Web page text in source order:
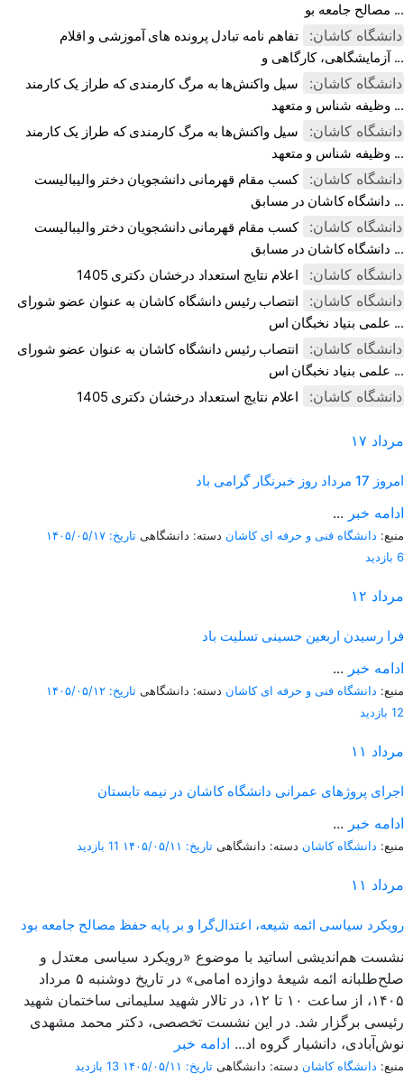
مصالح جامعه بو ...
دانشگاه کاشان:
تفاهم نامه تبادل پرونده‌ های آموزشی و اقلام
آزمایشگاهی، کارگاهی و ...
دانشگاه کاشان:
سیل واکنش‌ها به مرگ کارمندی که طراز یک کارمند
وظیفه شناس و متعهد ...
دانشگاه کاشان:
سیل واکنش‌ها به مرگ کارمندی که طراز یک کارمند
وظیفه شناس و متعهد ...
دانشگاه کاشان:
کسب مقام قهرمانی دانشجویان دختر والیبالیست
دانشگاه کاشان در مسابق ...
دانشگاه کاشان:
کسب مقام قهرمانی دانشجویان دختر والیبالیست
دانشگاه کاشان در مسابق ...
دانشگاه کاشان: اعلام نتایج استعداد درخشان دکتری 1405
دانشگاه کاشان:
انتصاب رئیس دانشگاه کاشان به عنوان عضو شورای
علمی بنیاد نخبگان اس ...
دانشگاه کاشان:
انتصاب رئیس دانشگاه کاشان به عنوان عضو شورای
علمی بنیاد نخبگان اس ...
دانشگاه کاشان: اعلام نتایج استعداد درخشان دکتری 1405
۱۷ مرداد
امروز
... ادامه خبر
منبع: دانشگاه فنی و حرفه ای کاشان دسته: دانشگاهی تاریخ: ۱۴۰۵/۰۵/۱۷
6 بازدید
۱۲ مرداد
فرا رسیدن اربعین حسینی تسلیت باد
... ادامه خبر
منبع: دانشگاه فنی و حرفه ای کاشان دسته: دانشگاهی تاریخ: ۱۴۰۵/۰۵/۱۲
12 بازدید
۱۱ مرداد
اجرای پروژهای عمرانی دانشگاه کاشان در نیمه تابستان
... ادامه خبر
منبع: دانشگاه کاشان دسته: دانشگاهی تاریخ: ۱۴۰۵/۰۵/۱۱ 11 بازدید
۱۱ مرداد
رویکرد سیاسی ائمه شیعه، اعتدال‌گرا و بر پایه حفظ مصالح جامعه بود
نشست هم‌اندیشی اساتید با موضوع «رویکرد سیاسی معتدل و
صلح‌طلبانه ائمه شیعۀ دوازده امامی» در تاریخ دوشنبه ۵ مرداد
۱۴۰۵، از ساعت ۱۰ تا ۱۲، در تالار شهید سلیمانی ساختمان شهید
رئیسی برگزار شد. در این نشست تخصصی، دکتر محمد مشهدی
نوش‌آبادی، دانشیار گروه اد... ادامه خبر
منبع: دانشگاه کاشان دسته: دانشگاهی تاریخ: ۱۴۰۵/۰۵/۱۱
13 بازدید